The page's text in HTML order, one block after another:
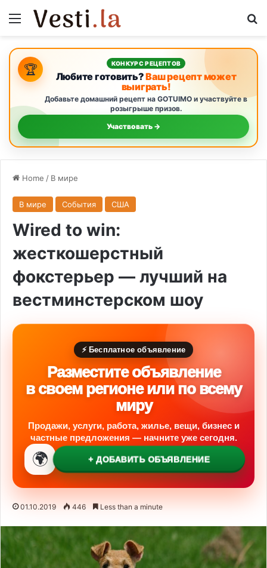
Menu
🏆 КОНКУРС РЕЦЕПТОВ
Любите готовить?Ваш рецепт может
выиграть!
Добавьте домашний рецепт на GOTUIMO и участвуйте в
розыгрыше призов.
Участвовать →
Home / В мире
В мире События США
Wired to win:
жесткошерстный
фокстерьер — лучший на
вестминстерском шоу
⚡ Бесплатное объявление
Разместите объявление
в своем регионе или по всему
миру
Продажи, услуги, работа, жилье, вещи, бизнес и
частные предложения — начните уже сегодня.
🌍 + ДОБАВИТЬ ОБЪЯВЛЕНИЕ
01.10.2019 446 Less than a minute